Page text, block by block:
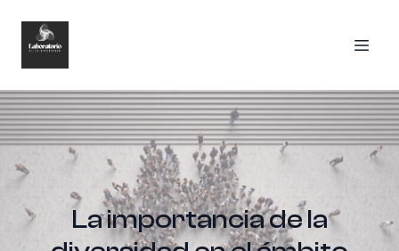
La importancia de la